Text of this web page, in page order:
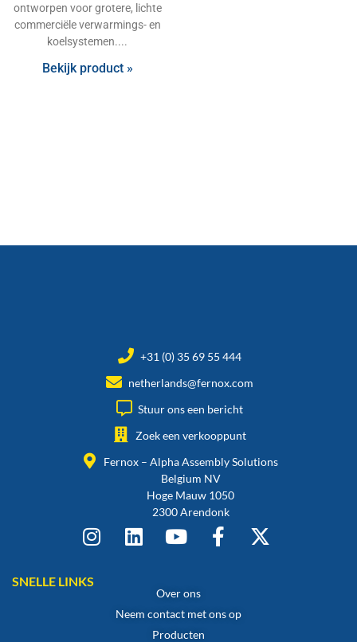
ontworpen voor grotere, lichte
commerciële verwarmings- en
koelsystemen.
Bekijk product »
+31 (0) 35 69 55 444
netherlands@fernox.com
Stuur ons een bericht
Zoek een verkooppunt
Fernox – Alpha Assembly Solutions
Belgium NV
Hoge Mauw 1050
2300 Arendonk
SNELLE LINKS
Over ons
Neem contact met ons op
Producten